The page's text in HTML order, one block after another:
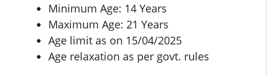
Minimum Age: 14 Years
Maximum Age: 21 Years
Age limit as on 15/04/2025
Age relaxation as per govt. rules